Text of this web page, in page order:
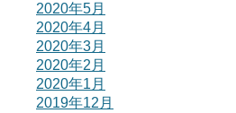
2020年5月
2020年4月
2020年3月
2020年2月
2020年1月
2019年12月